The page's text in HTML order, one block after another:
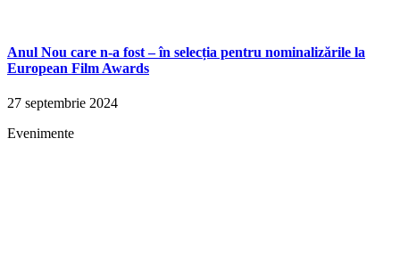
Anul Nou care n-a fost – în selecția pentru nominalizările la
European Film Awards
27 septembrie 2024
Evenimente